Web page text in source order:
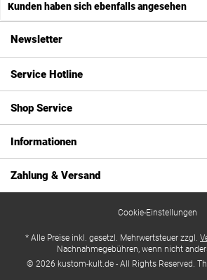
Kunden haben sich ebenfalls angesehen
Newsletter
Service Hotline
Shop Service
Informationen
Zahlung & Versand
Cookie-Einstellungen
* Alle Preise inkl. gesetzl. Mehrwertsteuer zzgl.
Nachnahmegebühren, wenn nicht
© 2026 kustom-kult.de - All Rights Reserved.